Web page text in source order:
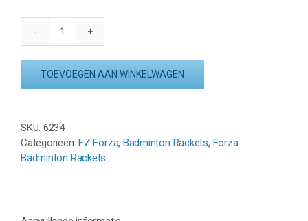
FZ
ACE
/
WIT
aantal
TOEVOEGEN AAN WINKELWAGEN
SKU: 6234
Categorieën:FZ Forza, Badminton Rackets, Forza
Badminton Rackets